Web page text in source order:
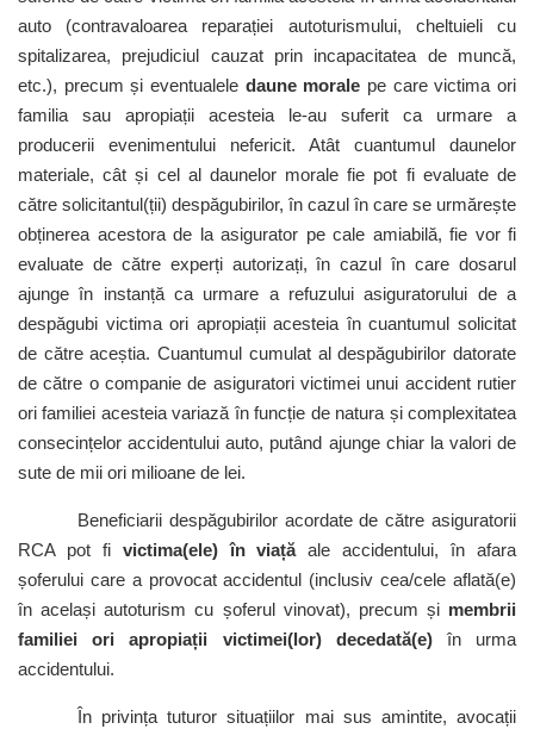
auto (contravaloarea reparației autoturismului, cheltuieli cu
spitalizarea, prejudiciul cauzat prin incapacitatea de muncă,
etc.), precum și eventualele daune morale pe care victima ori
familia sau apropiații acesteia le-au suferit ca urmare a
producerii evenimentului nefericit. Atât cuantumul daunelor
materiale, cât și cel al daunelor morale fie pot fi evaluate de
către solicitantul(ții) despăgubirilor, în cazul în care se urmărește
obținerea acestora de la asigurator pe cale amiabilă, fie vor fi
evaluate de către experți autorizați, în cazul în care dosarul
ajunge în instanță ca urmare a refuzului asiguratorului de a
despăgubi victima ori apropiații acesteia în cuantumul solicitat
de către aceștia. Cuantumul cumulat al despăgubirilor datorate
de către o companie de asiguratori victimei unui accident rutier
ori familiei acesteia variază în funcție de natura și complexitatea
consecințelor accidentului auto, putând ajunge chiar la valori de
sute de mii ori milioane de lei.
Beneficiarii despăgubirilor acordate de către asiguratorii
RCA pot fi victima(ele) în viațăale accidentului, în afara
șoferului care a provocat accidentul (inclusiv cea/cele aflată(e)
în același autoturism cu șoferul vinovat), precum și membrii
familiei ori apropiații victimei(lor) decedată(e)în urma
accidentului.
În privința tuturor situațiilor mai sus amintite, avocații